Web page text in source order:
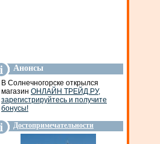
Анонсы
В Солнечногорске открылся
магазин ОНЛАЙН ТРЕЙД.РУ,
зарегистрируйтесь и получите
бонусы!
Достопримечательности